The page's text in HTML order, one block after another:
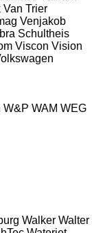
Van Trier
Venjakob
Schultheis
Viscon Vision
W&P WAM WEG
Walker Walter